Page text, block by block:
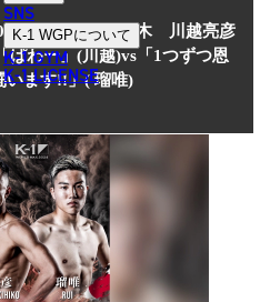
한국어
中文（简体
SNS
K-1 WGPについて
K-1 GYM
K-1 LICENSE
」9.29(日) 代々木 川越亮彦
ぱわー」(川越)vs「1つずつ恩
います!!」( 瑠唯)